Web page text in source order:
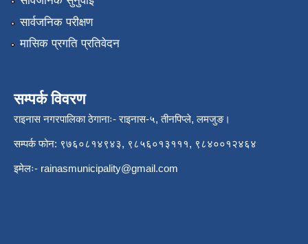
सार्वजनिक परीक्षण
मासिक प्रगति प्रतिवेदन
सम्पर्क विवरण
राइनास नगरपालिका ठेगानाः- राइनास-५, तीनपिप्ले, लमजुङ।
सम्पर्क फोन: ९७६०८१४९४३, ९८५६०१३१११, ९८४००१२४६४
इमेलः- rainasmunicipality@gmail.com